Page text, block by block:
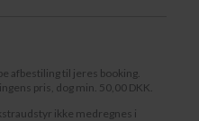
afbestiling til jeres booking.
pris, dog min. 50,00 DKK.
ikke medregnes i